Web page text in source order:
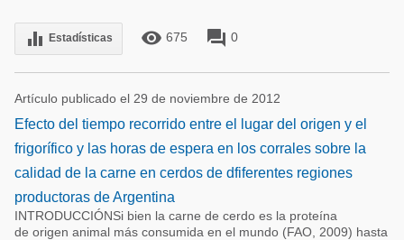
equalizer Estadísticas remove_red_eye 675 forum 0
Artículo publicado el 29 de noviembre de 2012
Efecto del tiempo recorrido entre el lugar del origen y el
frigorífico y las horas de espera en los corrales sobre la
calidad de la carne en cerdos de dfiferentes regiones
productoras de Argentina
INTRODUCCIÓNSi bien la carne de cerdo es la proteína
de origen animal más consumida en el mundo (FAO, 2009) hasta